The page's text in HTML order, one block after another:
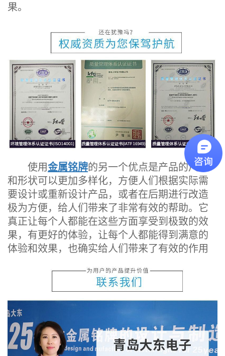
果。
使用金属铭牌的另一个优点是产品的尺寸
和形状可以更加多样化，方便人们根据实际需
要设计或重新设计产品，或者在后期进行改造
极为方便，给人们带来了非常有效的帮助。它
真正让每个人都能在这些方面享受到极致的效
果，有更好的体验，让每个人都能得到满意的
体验和效果，也确实给人们带来了有效的作用